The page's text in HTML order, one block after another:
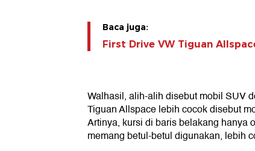
Baca juga:
First Drive VW Tiguan
Walhasil, alih-alih disebut mobil SUV
Tiguan Allspace lebih cocok disebut
Artinya, kursi di baris belakang hanya
memang betul-betul digunakan, lebih